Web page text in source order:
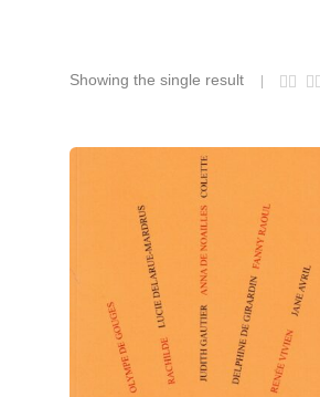
Showing the single result